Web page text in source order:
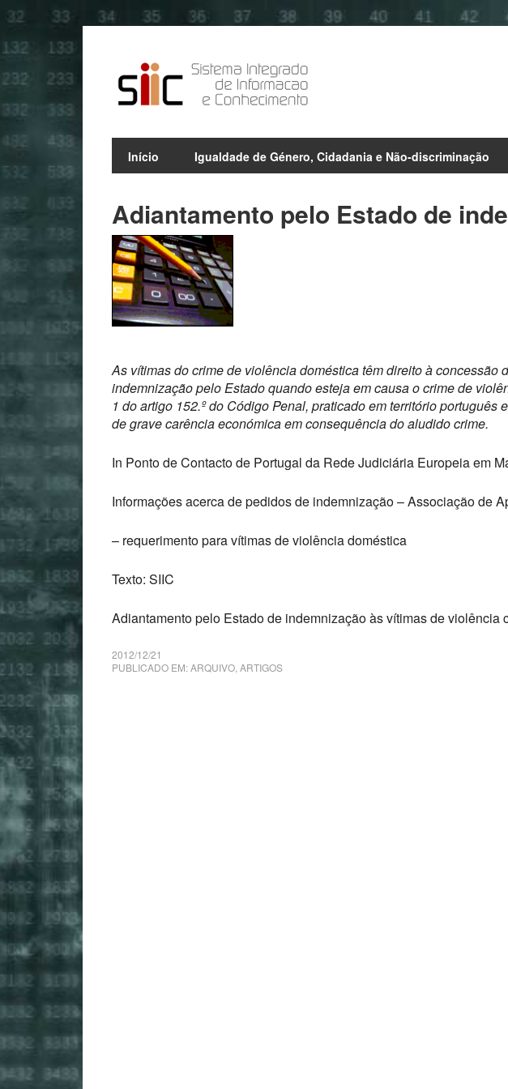
Início Igualdade de Género, Cidadania e Não-discriminação
Adiantamento pelo Estado de
As vítimas do crime de violência doméstica têm direito à concessão
indemnização pelo Estado quando esteja em causa o crime de
1 do artigo 152.º do Código Penal, praticado em território português
de grave carência económica em consequência do aludido crime.
In Ponto de Contacto de Portugal da Rede Judiciária Europeia em
Informações acerca de pedidos de indemnização – Associação de
– requerimento para vítimas de violência doméstica
Texto: SIIC
Adiantamento pelo Estado de indemnização às vítimas de violência
2012/12/21
PUBLICADO EM:ARQUIVO ARTIGOS